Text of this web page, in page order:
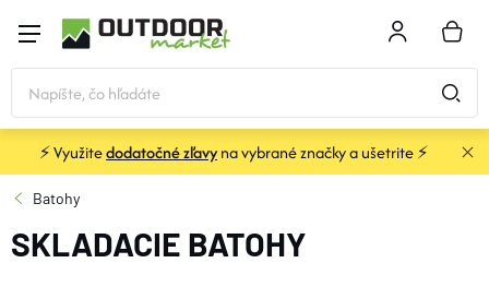
obsah
KOŠÍK
STANY a PRÍSTREŠKY
SPACÁKY
⚡ Využitedodatočné zľavyna vybrané značky a ušetrite ⚡
Batohy
SKLADACIE BATOHY